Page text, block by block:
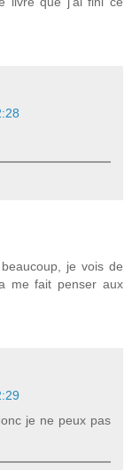
je vois de
me fait penser aux
je ne peux pas